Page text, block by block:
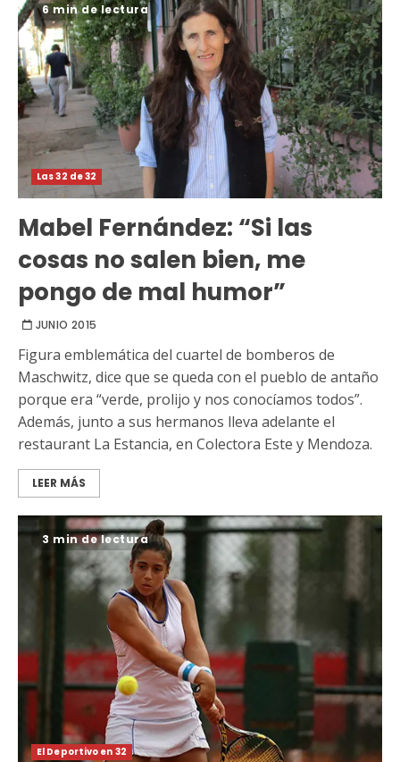
6 min de lectura
Las 32 de 32
Mabel Fernández: “Si las
cosas no salen bien, me
pongo de mal humor”
JUNIO 2015
Figura emblemática del cuartel de bomberos de
Maschwitz, dice que se queda con el pueblo de antaño
porque era “verde, prolijo y nos conocíamos todos”.
Además, junto a sus hermanos lleva adelante el
restaurant La Estancia, en Colectora Este y Mendoza.
LEER MÁS
3 min de lectura
El Deportivo en 32